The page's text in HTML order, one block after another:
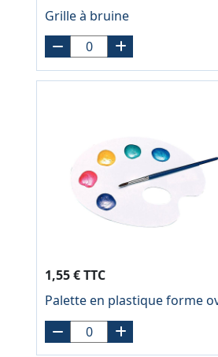
Grille à bruine
1,55 € TTC
Palette en plastique forme